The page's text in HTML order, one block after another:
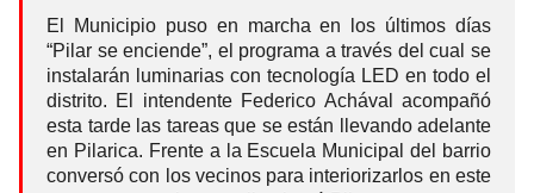
El Municipio puso en marcha en los últimos días
“Pilar se enciende”, el programa a través del cual se
instalarán luminarias con tecnología LED en todo el
distrito. El intendente Federico Achával acompañó
esta tarde las tareas que se están llevando adelante
en Pilarica. Frente a la Escuela Municipal del barrio
conversó con los vecinos para interiorizarlos en este